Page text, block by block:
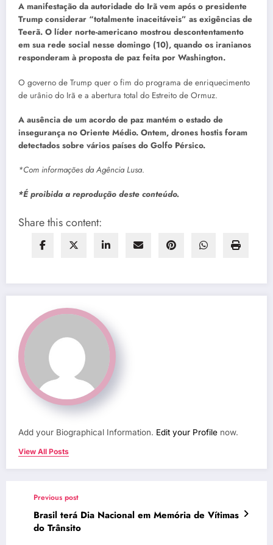
A manifestação da autoridade do Irã vem após o presidente
Trump considerar “totalmente inaceitáveis” as exigências de
Teerã. O líder norte-americano mostrou descontentamento
em sua rede social nesse domingo (10), quando os iranianos
responderam à proposta de paz feita por Washington.
O governo de Trump quer o fim do programa de enriquecimento
de urânio do Irã e a abertura total do Estreito de Ormuz.
A ausência de um acordo de paz mantém o estado de
insegurança no Oriente Médio. Ontem, drones hostis foram
detectados sobre vários países do Golfo Pérsico.
*Com informações da Agência Lusa.
*É proibida a reprodução deste conteúdo.
Share this content:
Add your Biographical Information. Edit your Profile now.
View All Posts
Previous post
Brasil terá Dia Nacional em Memória de Vítimas
do Trânsito